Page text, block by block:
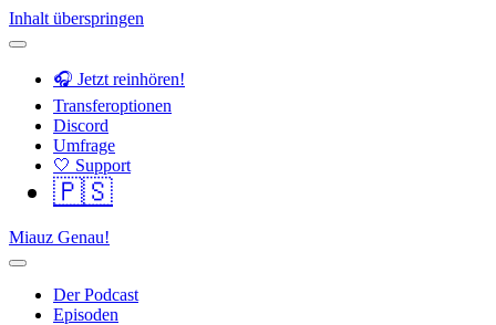
Inhalt überspringen
🎧 Jetzt reinhören!
Transferoptionen
Discord
Umfrage
🤍 Support
🇵🇸
Miauz Genau!
Der Podcast
Episoden